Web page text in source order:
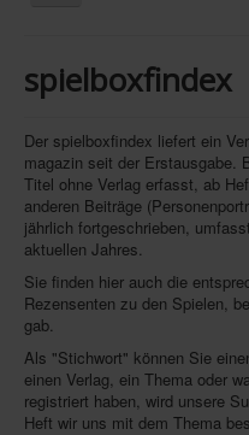
Magazine
Abos/Subscriptions
Podcast
SpieleMag
Infos
Shop
Download spielbox
Newsletter
Spieledatenbank
spielboxfindex
Der spielboxfindex liefert ein
magazin seit der Erstausgabe.
Titel ohne Verlag erfasst, ab
anderen Beiträge
jährlich fortgeschrieben,
aktuellen Jahres.
Sie finden hier auch die
Rezensenten zu den Spielen,
gab.
Als "Stichwort" können Sie
einen Verlag, ein Thema oder
registriert haben, wird unsere
Heft wir uns mit dem Thema